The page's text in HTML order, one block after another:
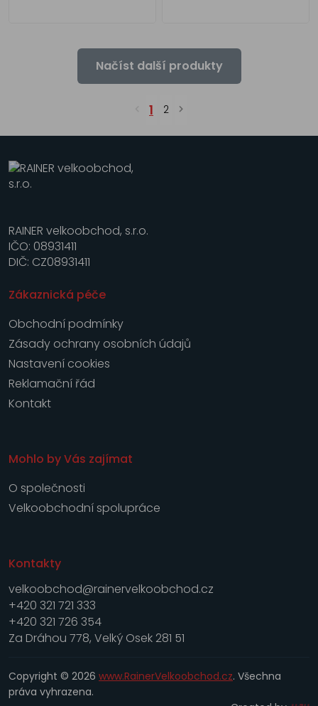
Načíst další produkty
1 2
RAINER velkoobchod, s.r.o.
IČO: 08931411
DIČ: CZ08931411
Zákaznická péče
Obchodní podmínky
Zásady ochrany osobních údajů
Nastavení cookies
Reklamační řád
Kontakt
Mohlo by Vás zajímat
O společnosti
Velkoobchodní spolupráce
Kontakty
velkoobchod@rainervelkoobchod.cz
+420 321 721 333
+420 321 726 354
Za Dráhou 778, Velký Osek 281 51
Copyright © 2026 www.RainerVelkoobchod.cz. Všechna
práva vyhrazena.